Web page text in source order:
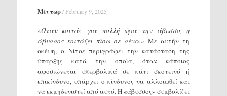
Μέντωρ/February 9, 2025
«Όταν κοιτάς για πολλή ώρα την άβυσσο, η
άβυσσος κοιτάζει πίσω σε σένα.»Με αυτήν τη
σκέψη, ο Νίτσε περιγράφει την κατάσταση της
ύπαρξης κατά την οποία, όταν κάποιος
αφοσιώνεται υπερβολικά σε κάτι σκοτεινό ή
επικίνδυνο, υπάρχει ο κίνδυνος να αλλοιωθεί και
να εκμηδενιστεί από αυτό. Η «άβυσσος» συμβολίζει